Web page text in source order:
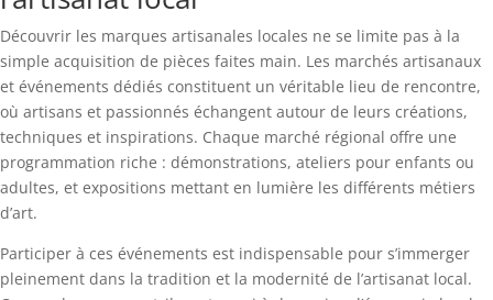
Découvrir les marques artisanales locales ne se limite pas à la
simple acquisition de pièces faites main. Les marchés artisanaux
et événements dédiés constituent un véritable lieu de rencontre,
où artisans et passionnés échangent autour de leurs créations,
techniques et inspirations. Chaque marché régional offre une
programmation riche : démonstrations, ateliers pour enfants ou
adultes, et expositions mettant en lumière les différents métiers
d’art.
Participer à ces événements est indispensable pour s’immerger
pleinement dans la tradition et la modernité de l’artisanat local.